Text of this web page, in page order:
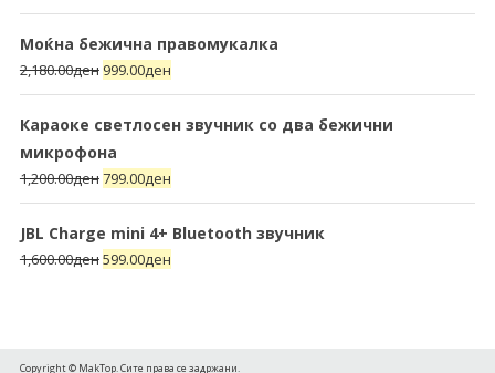
Моќна бежична правомукалка
2,180.00ден 999.00ден
Караоке светлосен звучник со два бежични
микрофона
1,200.00ден799.00ден
JBL Charge mini 4+ Bluetooth звучник
1,600.00ден599.00ден
Copyright © MakTop. Сите права се задржани.